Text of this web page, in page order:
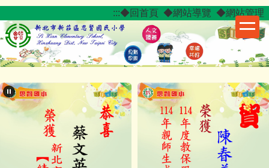
跳
到
主
內
容
區
:::◆回首頁 ◆網站導覽 ◆網站管理